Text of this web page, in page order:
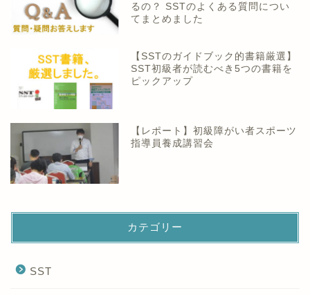
るの？ SSTのよくある質問につい
てまとめました
【SSTのガイドブック的書籍厳選】
SST初級者が読むべき5つの書籍を
ピックアップ
【レポート】初級障がい者スポーツ
指導員養成講習会
カテゴリー
SST